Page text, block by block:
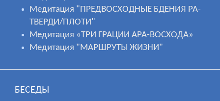
Медитация "ПРЕДВОСХОДНЫЕ БДЕНИЯ РА-
ТВЕРДИ/ПЛОТИ"
Медитация «ТРИ ГРАЦИИ АРА-ВОСХОДА»
Медитация "МАРШРУТЫ ЖИЗНИ"
БЕСЕДЫ